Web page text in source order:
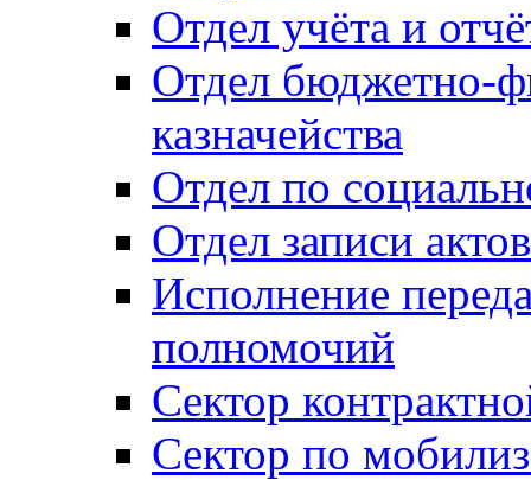
Отдел учёта и
Отдел бюджетно-
казначейства
Отдел по
Отдел записи
Исполнение
полномочий
Сектор
Сектор по